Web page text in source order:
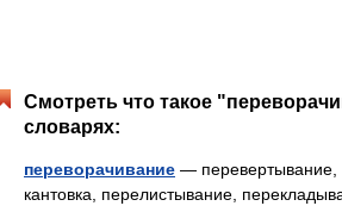
Смотреть что такое
словарях:
переворачивание — перевертывание,
кантовка, перелистывание,